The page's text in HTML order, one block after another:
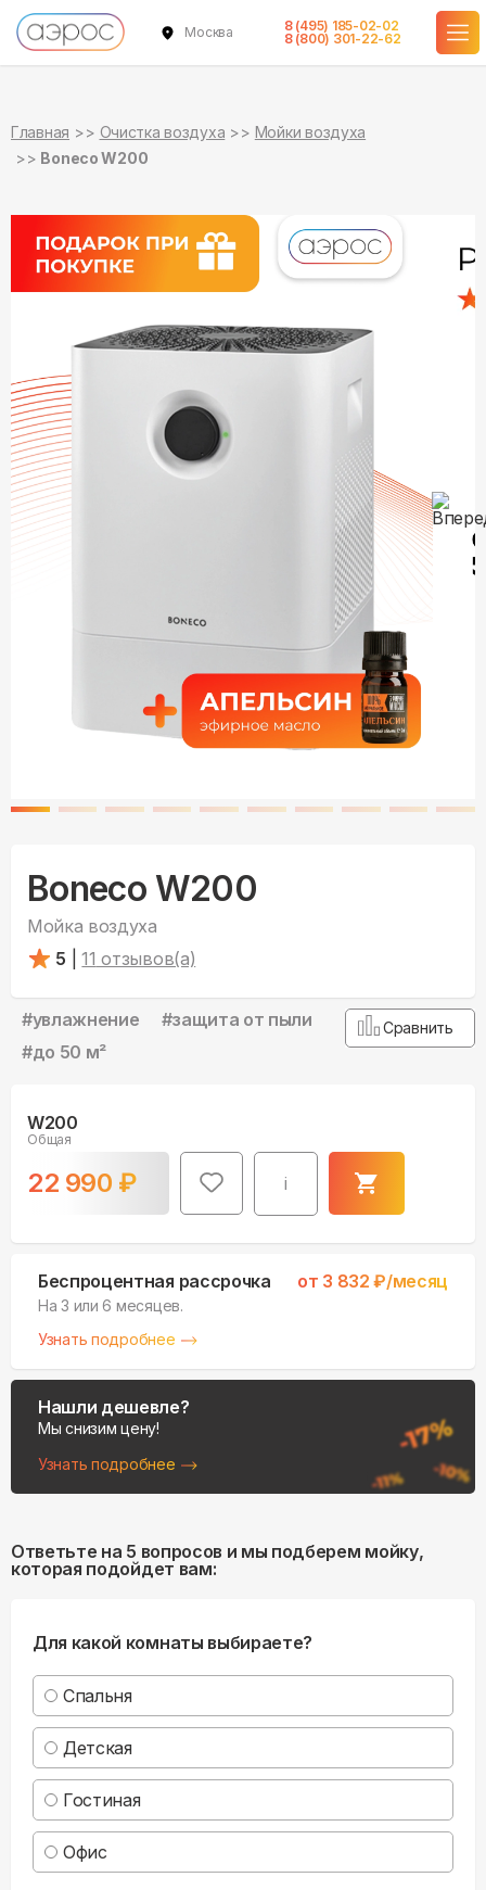
Москва
8 (495) 185-02-02
8 (800) 301-22-62
Главная Очистка воздуха
Мойки воздуха
Boneco W200
Boneco W200
Мойка воздуха
5
11 отзывов(а)
#увлажнение #защита от пыли
#до 50 м²
Сравнить
W200
Общая
22 990 ₽ i
в наличии
Беспроцентная рассрочка от 3 832 ₽/месяц
На 3 или 6 месяцев.
Узнать подробнее
Нашли дешевле?
Мы снизим цену!
Узнать подробнее
Ответьте на 5 вопросов и мы подберем мойку,
которая подойдет вам:
Для какой комнаты выбираете?
Спальня
Детская
Гостиная
Офис